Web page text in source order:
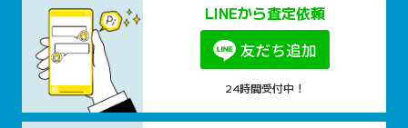
LINEから査定依頼
24時間受付中！